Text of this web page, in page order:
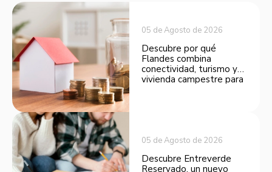
05 de Agosto de 2026
Descubre por qué
Flandes combina
conectividad, turismo y
vivienda campestre para
05 de Agosto de 2026
Descubre Entreverde
Reservado, un nuevo